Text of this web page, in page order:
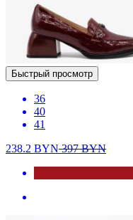
Быстрый просмотр
36
40
41
238.2 BYN397BYN